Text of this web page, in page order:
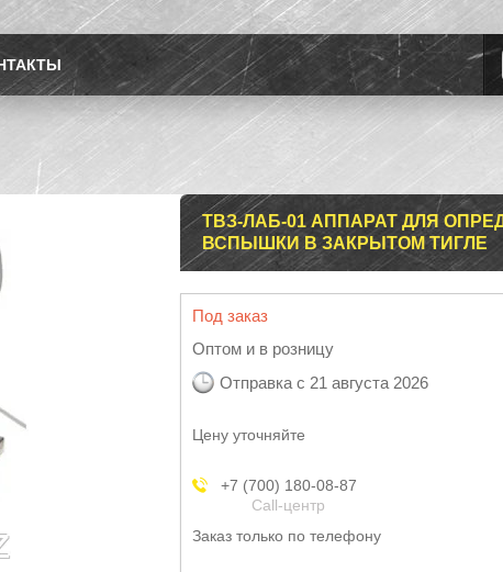
ТВЗ-ЛАБ-01 АППАРАТ ДЛЯ
ВСПЫШКИ В ЗАКРЫТОМ ТИГЛЕ
Под заказ
Оптом и в розницу
Отправка с 21 августа 2026
Цену уточняйте
+7 (700) 180-08-87
Call-центр
Заказ только по телефону